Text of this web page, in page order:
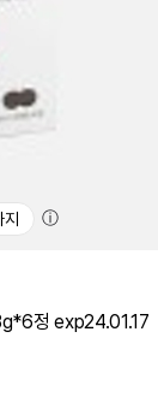
지 ⓘ
정 exp24.01.17